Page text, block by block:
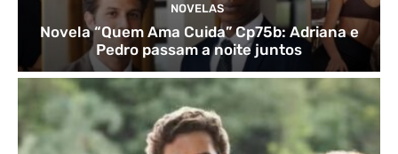
NOVELAS
Novela “Quem Ama Cuida” Cp75b: Adriana e
Pedro passam a noite juntos